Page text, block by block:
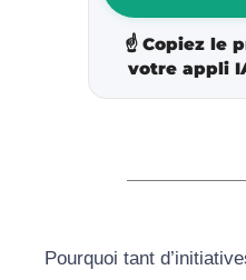
☝️ Copiez le
votre appli
Pourquoi tant